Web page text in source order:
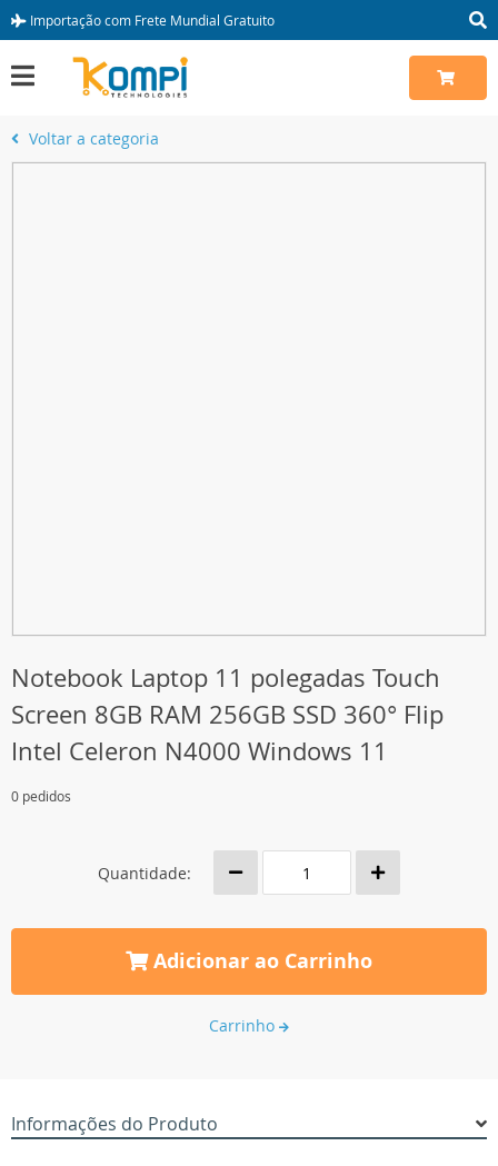
Importação com Frete Mundial Gratuito
Voltar a categoria
Notebook Laptop 11 polegadas Touch
Screen 8GB RAM 256GB SSD 360° Flip
Intel Celeron N4000 Windows 11
0 pedidos
Quantidade:
Adicionar ao Carrinho
Carrinho
Informações do Produto